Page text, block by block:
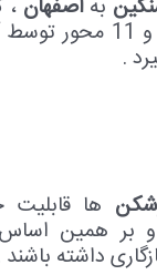
بهاصفهان
، 5 محور ، 9 محور و
.
ها قابلیت
بر همین
داشته باشند